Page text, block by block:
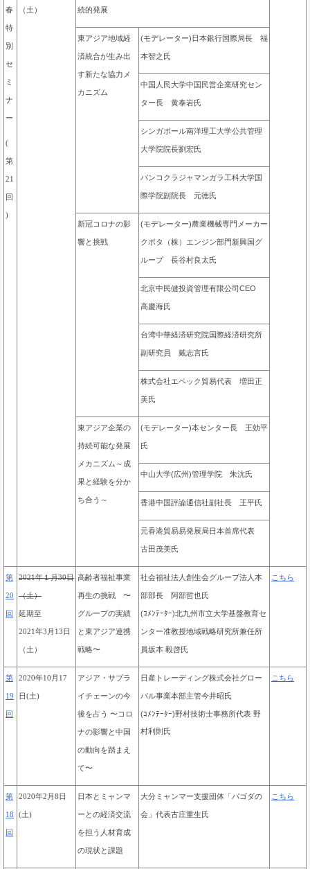
春
特
別
セ
ミ
ナ
ー
(
第
21
回
)
（土） 続的発展
東アジア地域経
済統合が生み出
す新たな協力メ
カニズム
(モデレーター)日本銀行国際局長 福
本智之氏
中国人民大学中国民営企業研究セン
ター長 黄泰岩氏
シンガポール南洋理工大学公共管理
大学院院長劉宏氏
バンコクラジャマンガラ工科大学国
際学院副院長 元徳氏
新冠コロナの影
響と挑戦
(モデレーター)農業機械専門メーカー
クボタ（株）エンジン部門新興国グ
ループ 長谷村良太氏
北京中民健投資管理有限公司CEO
高慶海氏
台湾中華経済研究院国際経済研究所
副研究員 戴志言氏
株式会社エペック貿易代表 増田正
美氏
東アジア企業の
持続可能な発展
メカニズム～成
果と経験を分か
ち合う～
(モデレーター)本センター長 王効平
氏
中山大学(広州)管理学院 朱沆氏
香港中国評論通信社副社長 王平氏
元香港貿易易発展局日本首席代表
古田茂美氏
第
20
回
2021年１月30日
（土）
延期至
2021年3月13日
（土）
高齢者福祉事業
再生の挑戦 〜
グループの実績
と東アジア連携
戦略〜
社会福祉法人創生会グループ法人本
部部長 阿部哲也氏
(ｺﾒﾝﾃｰﾀｰ)北九州市立大学基盤教育セ
ンター准教授地域戦略研究所兼任所
員坂本 毅啓氏
こちら
第
19
回
2020年10月17
日(土)
アジア・サプラ
イチェーンの今
後を占う 〜コロ
ナの影響と中国
の動向を踏まえ
て〜
日産トレーディング株式会社グロー
バル事業本部主管今井昭氏
(ｺﾒﾝﾃｰﾀｰ)野村技術士事務所代表 野
村利則氏
こちら
第
18
回
2020年2月8日
(土)
日本とミャンマ
ーとの経済交流
を担う人材育成
の現状と課題
大分ミャンマー支援団体「パゴダの
会」代表古庄重生氏
こちら